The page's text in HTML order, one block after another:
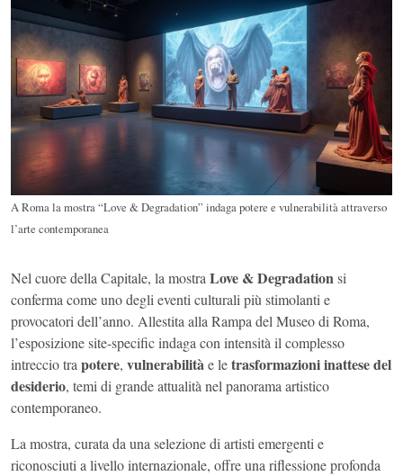
A Roma la mostra “Love & Degradation” indaga potere e vulnerabilità attraverso
l’arte contemporanea
Nel cuore della Capitale, la mostraLove & Degradationsi
conferma come uno degli eventi culturali più stimolanti e
provocatori dell’anno. Allestita alla Rampa del Museo di Roma,
l’esposizione site-specific indaga con intensità il complesso
intreccio trapotere, vulnerabilitàe letrasformazioni inattese del
desiderio, temi di grande attualità nel panorama artistico
contemporaneo.
La mostra, curata da una selezione di artisti emergenti e
riconosciuti a livello internazionale, offre una riflessione profonda